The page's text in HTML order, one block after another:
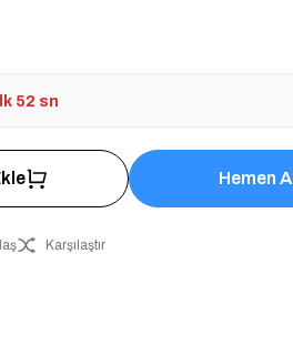
52 sn
Hemen Al
Karşılaştır